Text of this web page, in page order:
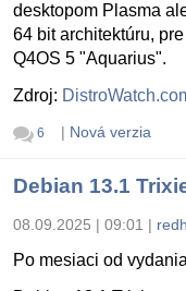
desktopom Plasma
64 bit architektúru,
Q4OS 5 "Aquarius".
Zdroj:
6 | Nová verzia
Debian 13.1
08.09.2025 | 09:01 |
Po mesiaci od